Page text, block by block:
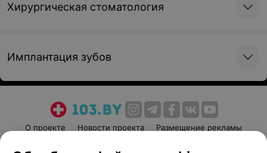
временной коронки
зуботехнической
от 190 руб.
временной коронки
зуботехнической из
РМАА
от 230 руб.
Хирургическая стоматология
Имплантация зубов
О проекте Новости проекта
Размещение рекламы